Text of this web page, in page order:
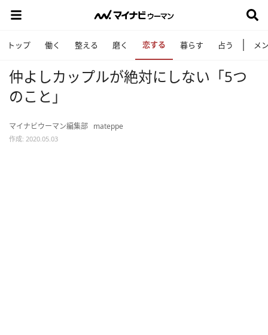
トップ 働く 整える 磨く 恋する 暮らす 占う メ
仲よしカップルが絶対にしない「5つ
のこと」
マイナビウーマン編集部 mateppe
作成: 2020.05.03